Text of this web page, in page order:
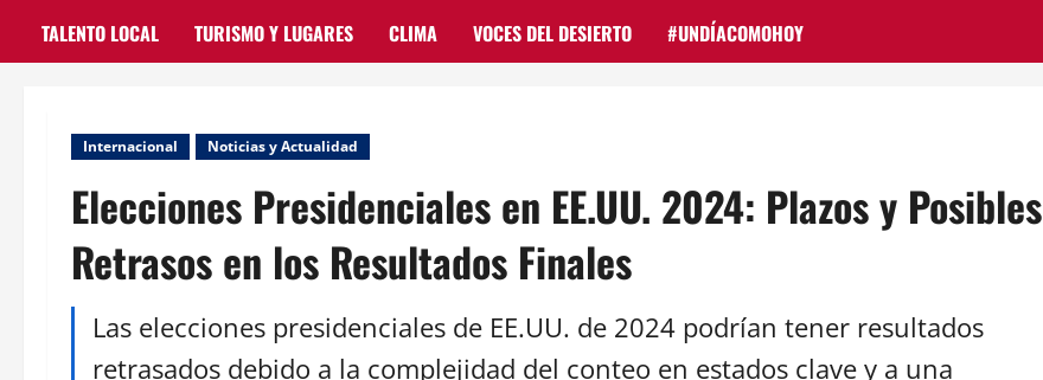
TALENTO LOCAL TURISMO Y LUGARES CLIMA VOCES DEL DESIERTO #UNDÍACOMOHOY
Internacional Noticias y Actualidad
Elecciones Presidenciales en EE.UU. 2024: Plazos y Posibles
Retrasos en los Resultados Finales
Las elecciones presidenciales de EE.UU. de 2024 podrían tener resultados
retrasados debido a la complejidad del conteo en estados clave y a una